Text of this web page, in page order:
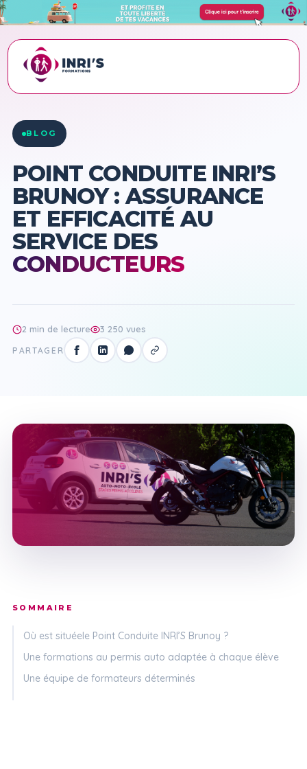
ACCUEIL BLOG
POINT CONDUITE INRI’S BRUNOY : ASSURANCE ET
EFFICACITÉ AU SE…
BLOG
POINT CONDUITE INRI’S
BRUNOY : ASSURANCE
ET EFFICACITÉ AU
SERVICE DES
CONDUCTEURS
2 min de lecture 3 250 vues
PARTAGER
SOMMAIRE
Où est situéele Point Conduite INRI’S Brunoy ?
Une formations au permis auto adaptée à chaque élève
Une équipe de formateurs déterminés